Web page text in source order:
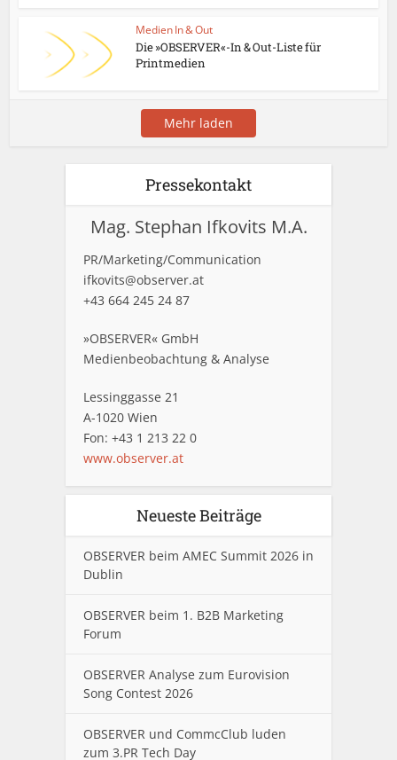
Medien In & Out
Die »OBSERVER«-In & Out-Liste für
Printmedien
Mehr laden
Pressekontakt
Mag. Stephan Ifkovits M.A.
PR/Marketing/Communication
ifkovits@observer.at
+43 664 245 24 87
»OBSERVER« GmbH
Medienbeobachtung & Analyse
Lessinggasse 21
A-1020 Wien
Fon: +43 1 213 22 0
www.observer.at
Neueste Beiträge
OBSERVER beim AMEC Summit 2026 in
Dublin
OBSERVER beim 1. B2B Marketing
Forum
OBSERVER Analyse zum Eurovision
Song Contest 2026
OBSERVER und CommcClub luden
zum 3.PR Tech Day